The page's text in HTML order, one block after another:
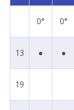
0° 0°
13 ● ●
19